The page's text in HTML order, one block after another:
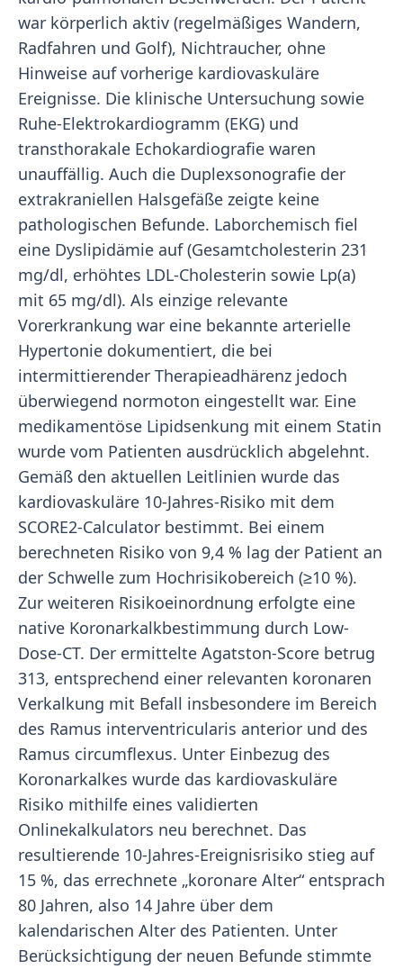
war körperlich aktiv (regelmäßiges Wandern,
Radfahren und Golf), Nichtraucher, ohne
Hinweise auf vorherige kardiovaskuläre
Ereignisse. Die klinische Untersuchung sowie
Ruhe-Elektrokardiogramm (EKG) und
transthorakale Echokardiografie waren
unauffällig. Auch die Duplexsonografie der
extrakraniellen Halsgefäße zeigte keine
pathologischen Befunde. Laborchemisch fiel
eine Dyslipidämie auf (Gesamtcholesterin 231
mg/dl, erhöhtes LDL-Cholesterin sowie Lp(a)
mit 65 mg/dl). Als einzige relevante
Vorerkrankung war eine bekannte arterielle
Hypertonie dokumentiert, die bei
intermittierender Therapieadhärenz jedoch
überwiegend normoton eingestellt war. Eine
medikamentöse Lipidsenkung mit einem Statin
wurde vom Patienten ausdrücklich abgelehnt.
Gemäß den aktuellen Leitlinien wurde das
kardiovaskuläre 10-Jahres-Risiko mit dem
SCORE2-Calculator bestimmt. Bei einem
berechneten Risiko von 9,4 % lag der Patient an
der Schwelle zum Hochrisikobereich (≥10 %).
Zur weiteren Risikoeinordnung erfolgte eine
native Koronarkalkbestimmung durch Low-
Dose-CT. Der ermittelte Agatston-Score betrug
313, entsprechend einer relevanten koronaren
Verkalkung mit Befall insbesondere im Bereich
des Ramus interventricularis anterior und des
Ramus circumflexus. Unter Einbezug des
Koronarkalkes wurde das kardiovaskuläre
Risiko mithilfe eines validierten
Onlinekalkulators neu berechnet. Das
resultierende 10-Jahres-Ereignisrisiko stieg auf
15 %, das errechnete „koronare Alter“ entsprach
80 Jahren, also 14 Jahre über dem
kalendarischen Alter des Patienten. Unter
Berücksichtigung der neuen Befunde stimmte